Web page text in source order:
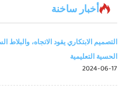
أخبار ساخنة
التصميم الابتكاري يقود الاتجاه،
الحسية التعليمية
2024-06-17